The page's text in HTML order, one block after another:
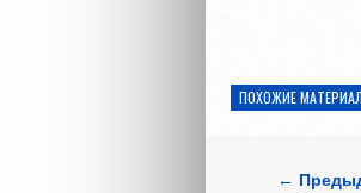
ПОХОЖИЕ
←